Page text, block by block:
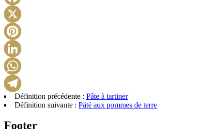
Telegram
Définition précédente : Pâte à tartiner
Définition suivante : Pâté aux pommes de terre
Footer